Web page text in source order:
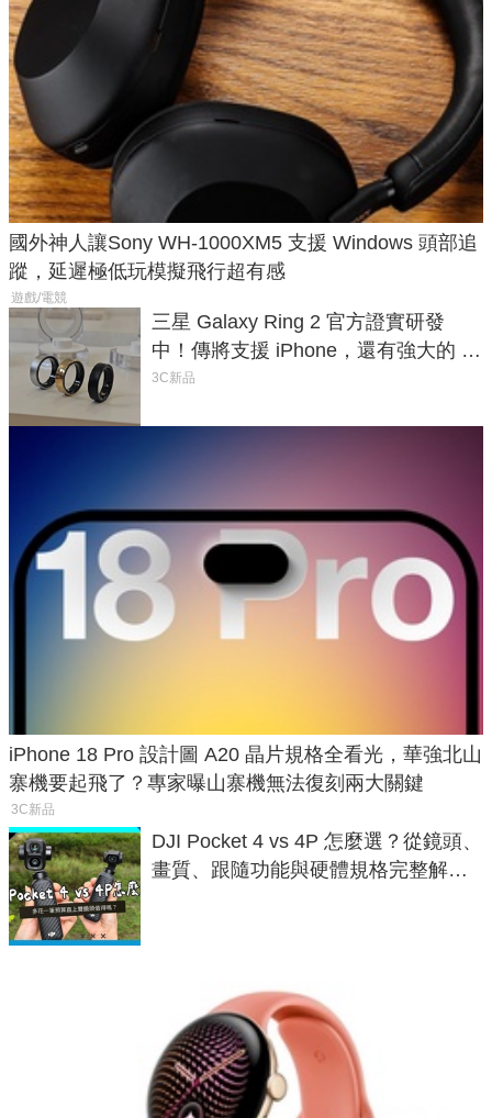
國外神人讓Sony WH-1000XM5 支援 Windows 頭部追
蹤，延遲極低玩模擬飛行超有感
遊戲/電競
三星 Galaxy Ring 2 官方證實研發
中！傳將支援 iPhone，還有強大的 AI
與智慧家電連動功能
3C新品
iPhone 18 Pro 設計圖 A20 晶片規格全看光，華強北山
寨機要起飛了？專家曝山寨機無法復刻兩大關鍵
3C新品
DJI Pocket 4 vs 4P 怎麼選？從鏡頭、
畫質、跟隨功能與硬體規格完整解